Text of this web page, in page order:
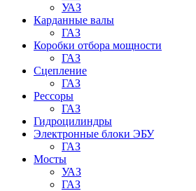
УАЗ
Карданные валы
ГАЗ
Коробки отбора мощности
ГАЗ
Сцепление
ГАЗ
Рессоры
ГАЗ
Гидроцилиндры
Электронные блоки ЭБУ
ГАЗ
Мосты
УАЗ
ГАЗ